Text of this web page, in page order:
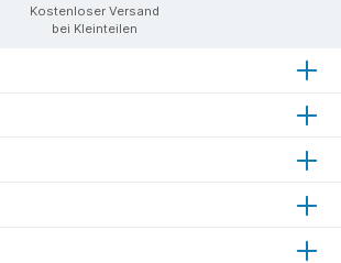
Kostenloser Versand
bei Kleinteilen